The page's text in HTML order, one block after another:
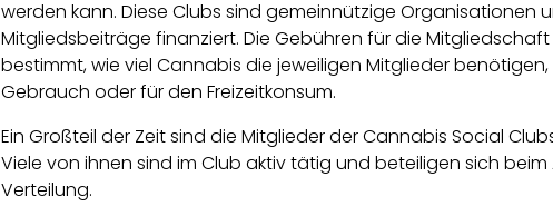
werden kann. Diese Clubs sind gemeinnützige Organisationen
Mitgliedsbeiträge finanziert. Die Gebühren für die
bestimmt, wie viel Cannabis die jeweiligen Mitglieder
Gebrauch oder für den Freizeitkonsum.
Ein Großteil der Zeit sind die Mitglieder der Cannabis Social
Viele von ihnen sind im Club aktiv tätig und beteiligen sich
Verteilung.